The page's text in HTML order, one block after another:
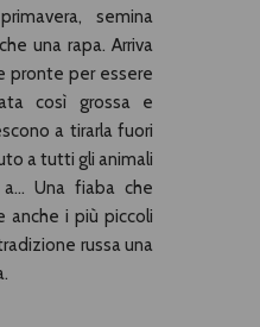
semina
una rapa. Arriva
pronte per essere
così grossa e
a tirarla fuori
a tutti gli animali
Una fiaba che
anche i più piccoli
russa una